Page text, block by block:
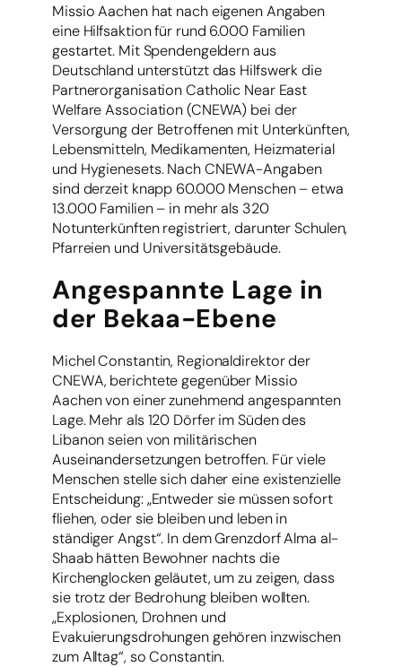
Missio Aachen hat nach eigenen Angaben
eine Hilfsaktion für rund 6.000 Familien
gestartet. Mit Spendengeldern aus
Deutschland unterstützt das Hilfswerk die
Partnerorganisation Catholic Near East
Welfare Association (CNEWA) bei der
Versorgung der Betroffenen mit Unterkünften,
Lebensmitteln, Medikamenten, Heizmaterial
und Hygienesets. Nach CNEWA-Angaben
sind derzeit knapp 60.000 Menschen – etwa
13.000 Familien – in mehr als 320
Notunterkünften registriert, darunter Schulen,
Pfarreien und Universitätsgebäude.
Angespannte Lage in
der Bekaa-Ebene
Michel Constantin, Regionaldirektor der
CNEWA, berichtete gegenüber Missio
Aachen von einer zunehmend angespannten
Lage. Mehr als 120 Dörfer im Süden des
Libanon seien von militärischen
Auseinandersetzungen betroffen. Für viele
Menschen stelle sich daher eine existenzielle
Entscheidung: „Entweder sie müssen sofort
fliehen, oder sie bleiben und leben in
ständiger Angst“. In dem Grenzdorf Alma al-
Shaab hätten Bewohner nachts die
Kirchenglocken geläutet, um zu zeigen, dass
sie trotz der Bedrohung bleiben wollten.
„Explosionen, Drohnen und
Evakuierungsdrohungen gehören inzwischen
zum Alltag“, so Constantin.